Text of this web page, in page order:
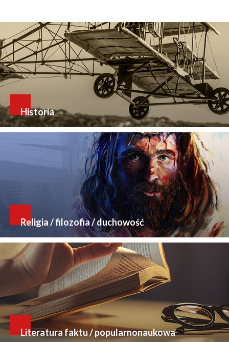
Historia
Religia / filozofia / duchowość
Literatura faktu / popularnonaukowa